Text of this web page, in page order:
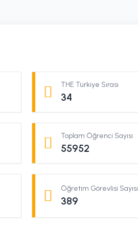
THE Türkiye Sırası
34
Toplam Öğrenci Sayısı
55952
Öğretim Görevlisi Sayısı
389